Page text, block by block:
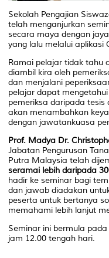
Sekolah Pengajian
telah menganjurkan
secara maya dengan
yang lalu melalui aplikasi
Ramai pelajar tidak tahu
diambil kira oleh
dan menjalani
pelajar dapat
pemeriksa daripada tesis
akan menambahkan
dengan jawatankuasa
Prof. Madya Dr.
Jabatan Pengurusan
Putra Malaysia telah
seramai lebih daripada
hadir ke seminar bagi
dan jawab diadakan
peserta untuk bertanya
memahami lebih lanjut
Seminar ini bermula
jam 12.00 tengah hari.